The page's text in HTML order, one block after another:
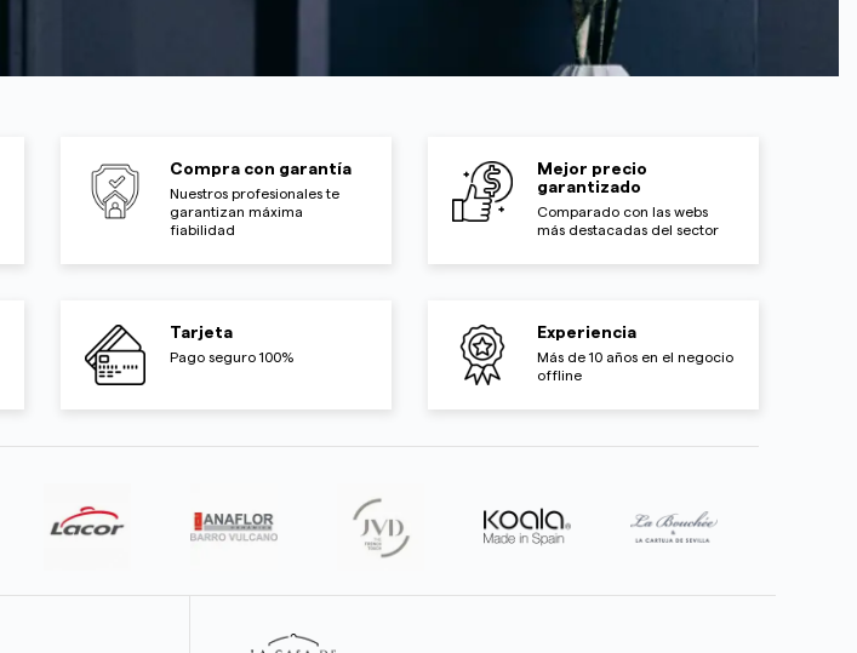
Compra con garantía
Nuestros profesionales te
garantizan máxima
fiabilidad
Mejor precio
garantizado
Comparado con las webs
más destacadas del sector
Tarjeta
Pago seguro 100%
Experiencia
Más de 10 años en el negocio
offline